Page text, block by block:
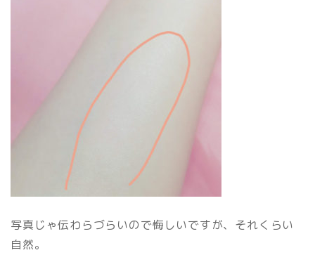
写真じゃ伝わらづらいので悔しいですが、それくらい
自然。